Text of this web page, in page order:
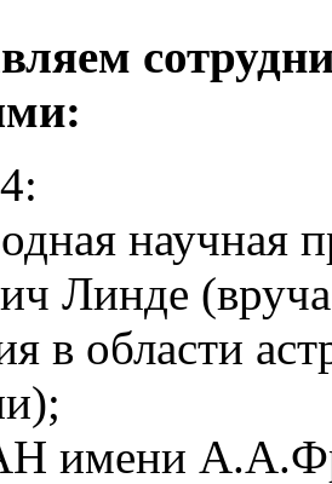
научная
Линде
в области
имени